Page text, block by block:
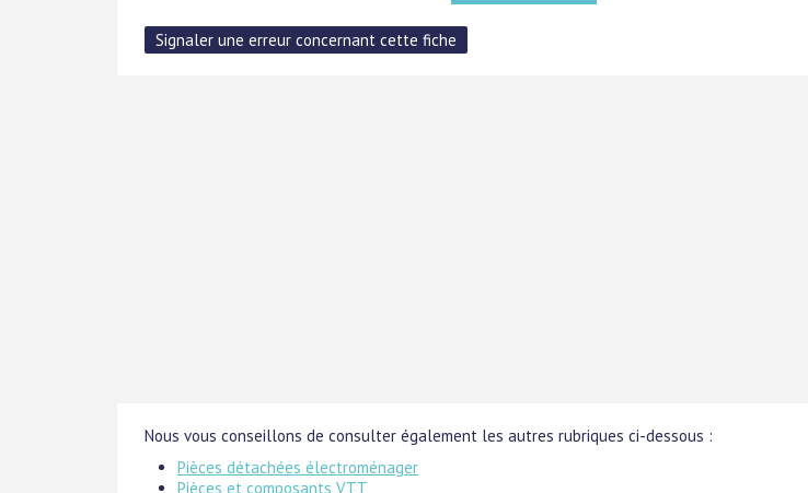
Nous vous conseillons de consulter également les autres rubriques ci-dessous :
Pièces détachées électroménager
Pièces et composants VTT